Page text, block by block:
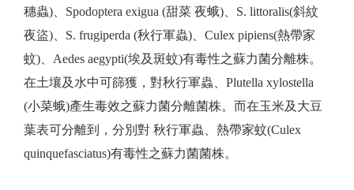
穗蟲)、Spodoptera exigua (甜菜 夜蛾)、S. littoralis(斜紋
夜盜)、S. frugiperda (秋行軍蟲)、Culex pipiens(熱帶家
蚊)、Aedes aegypti(埃及斑蚊)有毒性之蘇力菌分離株。
在土壤及水中可篩獲，對秋行軍蟲、Plutella xylostella
(小菜蛾)產生毒效之蘇力菌分離菌株。而在玉米及大豆
葉表可分離到，分別對 秋行軍蟲、熱帶家蚊(Culex
quinquefasciatus)有毒性之蘇力菌菌株。